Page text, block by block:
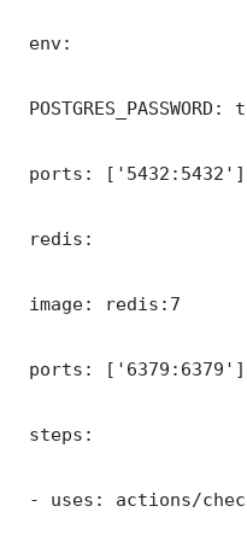
env:
ports: ['5432:5432']
redis:
image: redis:7
ports: ['6379:6379']
steps:
- uses: actions/